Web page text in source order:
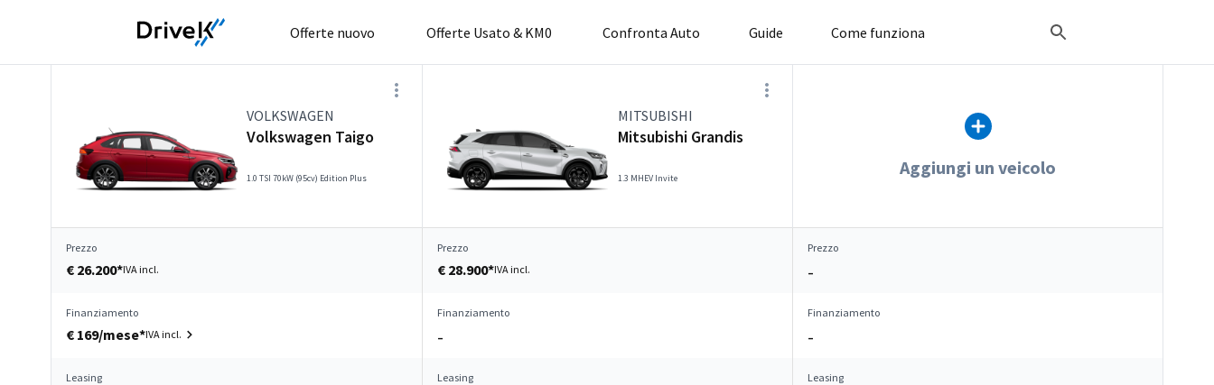
Offerte nuovo Offerte Usato & KM0 Confronta Auto Guide Come funziona
VOLKSWAGEN
Volkswagen Taigo
1.0 TSI 70kW (95cv) Edition Plus
MITSUBISHI
Mitsubishi Grandis
1.3 MHEV Invite Aggiungi un veicolo
Prezzo
€ 26.200*IVA incl.
Prezzo
€ 28.900*IVA incl.
Prezzo
–
Finanziamento
€ 169/mese*IVA incl.
Finanziamento
–
Finanziamento
–
Leasing
Leasing
Leasing